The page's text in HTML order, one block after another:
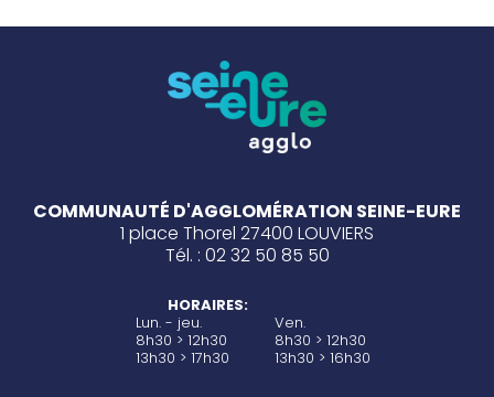
COMMUNAUTÉ D'AGGLOMÉRATION SEINE-EURE
1 place Thorel 27400 LOUVIERS
Tél. : 02 32 50 85 50
HORAIRES:
Lun. - jeu.
8h30 > 12h30
13h30 > 17h30
Ven.
8h30 > 12h30
13h30 > 16h30